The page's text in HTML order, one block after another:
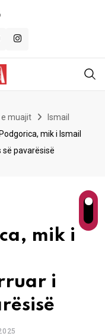
muajit
Ismail
mik i Ismail
pavarësisë
mik i
i